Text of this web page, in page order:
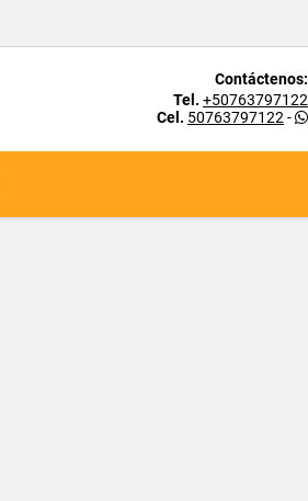
Contáctenos:
Tel. +50763797122
Cel. 50763797122 -